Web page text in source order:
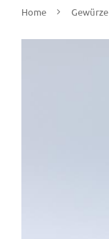
Home Gewürze